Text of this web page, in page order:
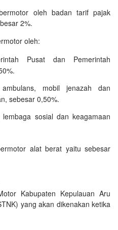
oleh badan tarif pajak
2%.
oleh:
Pusat dan Pemerintah
mobil jenazah dan
sebesar 0,50%.
sosial dan keagamaan
alat berat yaitu sebesar
Kabupaten Kepulauan Aru
yang akan dikenakan ketika